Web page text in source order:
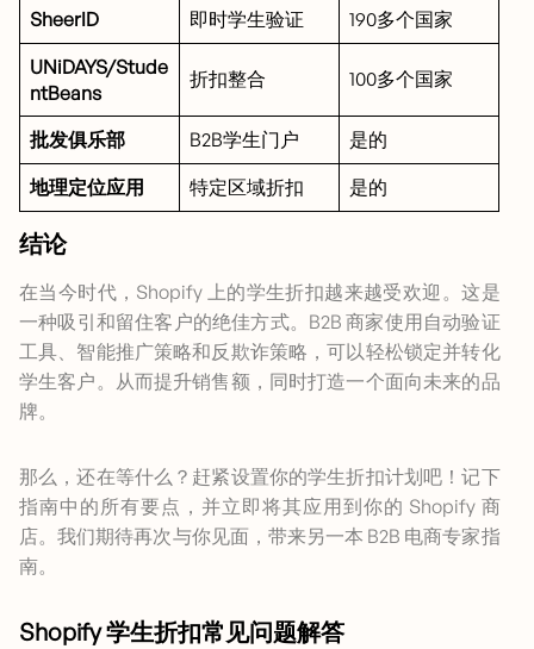
SheerID
即时学生验证
190多个国家
UNiDAYS/Stude
ntBeans
折扣整合 100多个国家
批发俱乐部 B2B学生门户
是的
地理定位应用
特定区域折扣 是的
结论
在当今时代，Shopify 上的学生折扣越来越受欢迎。这是
一种吸引和留住客户的绝佳方式。B2B 商家使用自动验证
工具、智能推广策略和反欺诈策略，可以轻松锁定并转化
学生客户。从而提升销售额，同时打造一个面向未来的品
牌。
那么，还在等什么？赶紧设置你的学生折扣计划吧！记下
指南中的所有要点，并立即将其应用到你的 Shopify 商
店。我们期待再次与你见面，带来另一本 B2B 电商专家指
南。
Shopify 学生折扣常见问题解答